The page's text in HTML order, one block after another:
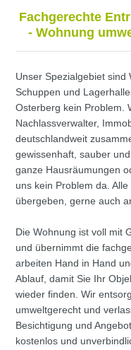
Fachgerechte
- Wohnung
Unser Spezialgebiet sind
Schuppen und
Osterberg kein Problem.
Nachlassverwalter,
deutschlandweit
gewissenhaft, sauber
ganze Hausräumungen
uns kein Problem da.
übergeben, gerne auch
Die Wohnung ist voll mit
und übernimmt die
arbeiten Hand in Hand
Ablauf, damit Sie Ihr
wieder finden. Wir
umweltgerecht und
Besichtigung und
kostenlos und